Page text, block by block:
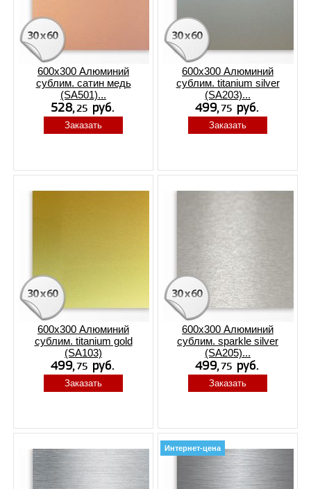
600x300 Алюминий
сублим. сатин медь
(SA501)...
Заказать
600x300 Алюминий
сублим. titanium silver
(SA203)...
Заказать
600x300 Алюминий
сублим. titanium gold
(SA103)
Заказать
600x300 Алюминий
сублим. sparkle silver
(SA205)...
Заказать
Интернет-цена